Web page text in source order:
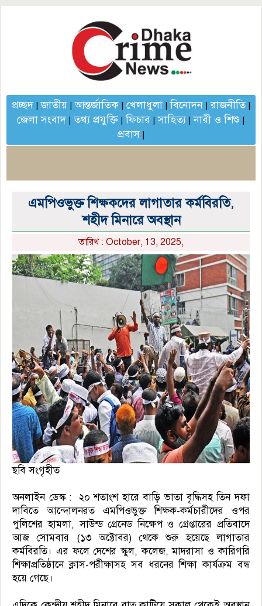
প্রচ্ছদ|জাতীয়|আন্তর্জাতিক| খেলাধুলা|বিনোদন|রাজনীতি|
জেলা সংবাদ|তথ্য প্রযুক্তি |ফিচার |সাহিত্য|নারী ও শিশু |
প্রবাস|
এমপিওভুক্ত শিক্ষকদের লাগাতার কর্মবিরতি,
শহীদ মিনারে অবস্থান
তারিখ : October, 13, 2025,
ছবি সংগৃহীত
অনলাইন ডেস্ক : ২০ শতাংশ হারে বাড়ি ভাতা বৃদ্ধিসহ তিন দফা
দাবিতে আন্দোলনরত এমপিওভুক্ত শিক্ষক-কর্মচারীদের ওপর
পুলিশের হামলা, সাউন্ড গ্রেনেড নিক্ষেপ ও গ্রেপ্তারের প্রতিবাদে
আজ সোমবার (১৩ অক্টোবর) থেকে শুরু হয়েছে লাগাতার
কর্মবিরতি। এর ফলে দেশের স্কুল, কলেজ, মাদরাসা ও কারিগরি
শিক্ষাপ্রতিষ্ঠানে ক্লাস-পরীক্ষাসহ সব ধরনের শিক্ষা কার্যক্রম বন্ধ
হয়ে গেছে।